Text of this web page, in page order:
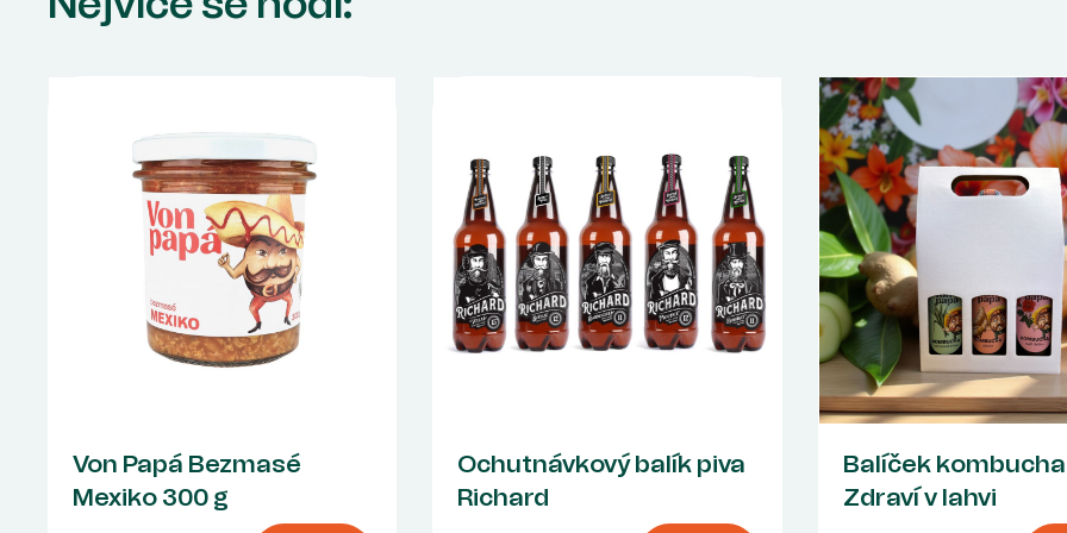
Von Papá Bezmasé
Mexiko 300 g
Ochutnávkový balík piva
Richard
Balíček
Zdraví v lahvi